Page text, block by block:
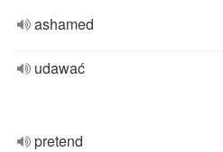
ashamed
udawać
pretend